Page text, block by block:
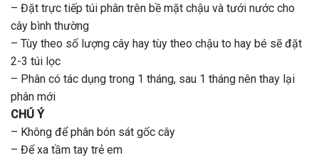
– Đặt trực tiếp túi phân trên bề mặt chậu và tưới nước cho
cây bình thường
– Tùy theo số lượng cây hay tùy theo chậu to hay bé sẽ đặt
2-3 túi lọc
– Phân có tác dụng trong 1 tháng, sau 1 tháng nên thay lại
phân mới
CHÚ Ý
– Không để phân bón sát gốc cây
– Để xa tầm tay trẻ em